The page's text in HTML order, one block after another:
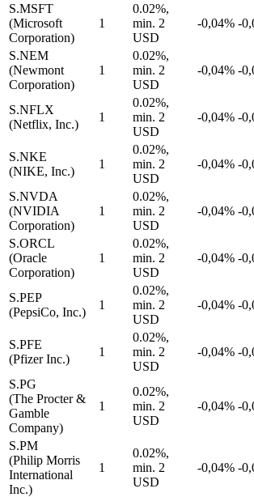
S.MSFT
(Microsoft
Corporation)
1
0.02%,
min. 2
USD
-0,04% -
S.NEM
(Newmont
Corporation)
1
0.02%,
min. 2
USD
-0,04% -
S.NFLX
(Netflix, Inc.)
1
0.02%,
min. 2
USD
-0,04% -
S.NKE
(NIKE, Inc.)
1
0.02%,
min. 2
USD
-0,04% -
S.NVDA
(NVIDIA
Corporation)
1
0.02%,
min. 2
USD
-0,04% -
S.ORCL
(Oracle
Corporation)
1
0.02%,
min. 2
USD
-0,04% -
S.PEP
(PepsiCo, Inc.)
1
0.02%,
min. 2
USD
-0,04% -
S.PFE
(Pfizer Inc.)
1
0.02%,
min. 2
USD
-0,04% -
S.PG
(The Procter &
Gamble
Company)
1
0.02%,
min. 2
USD
-0,04% -
S.PM
(Philip Morris
International
Inc.)
1
0.02%,
min. 2
USD
-0,04% -